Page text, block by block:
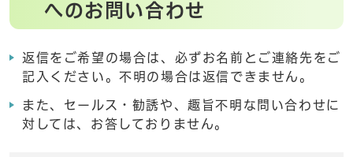
へのお問い合わせ
返信をご希望の場合は、必ずお名前とご連絡先をご
記入ください。不明の場合は返信できません。
また、セールス・勧誘や、趣旨不明な問い合わせに
対しては、お答しておりません。